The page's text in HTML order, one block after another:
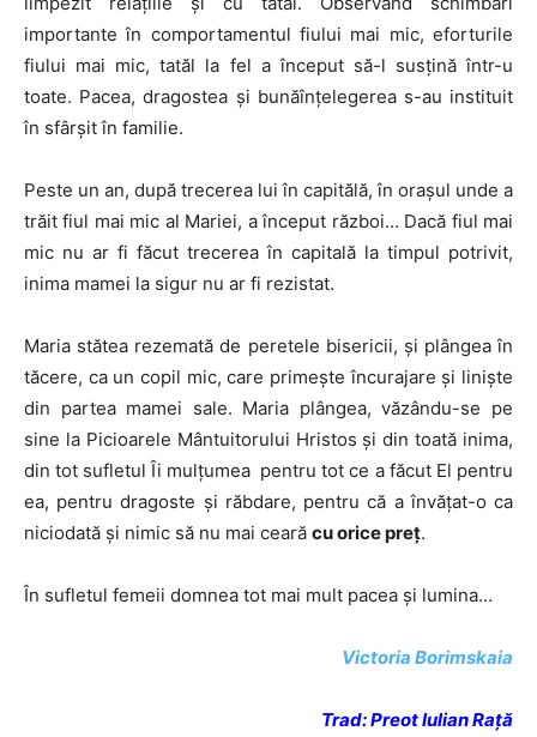
importante în comportamentul fiului mai mic, eforturile
fiului mai mic, tatăl la fel a început să-l susțină într-u
toate. Pacea, dragostea și bunăînțelegerea s-au instituit
în sfârșit în familie.
Peste un an, după trecerea lui în capitălă, în orașul unde a
trăit fiul mai mic al Mariei, a început război… Dacă fiul mai
mic nu ar fi făcut trecerea în capitală la timpul potrivit,
inima mamei la sigur nu ar fi rezistat.
Maria stătea rezemată de peretele bisericii, și plângea în
tăcere, ca un copil mic, care primește încurajare și liniște
din partea mamei sale. Maria plângea, văzându-se pe
sine la Picioarele Mântuitorului Hristos și din toată inima,
din tot sufletul Îi mulțumea pentru tot ce a făcut El pentru
ea, pentru dragoste și răbdare, pentru că a învățat-o ca
niciodată și nimic să nu mai ceară cu orice preț.
În sufletul femeii domnea tot mai mult pacea și lumina…
Victoria Borimskaia
Trad: Preot Iulian Rață